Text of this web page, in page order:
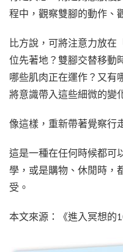
程中，觀察雙腳的動作、
比方說，可將注意力放在
位先著地？雙腳交替移動
哪些肌肉正在運作？又有
將意識帶入這些細微的變
像這樣，重新帶著覺察行
這是一種在任何時候都可
學，或是購物、休閒時，
受。
本文來源：《進入冥想的